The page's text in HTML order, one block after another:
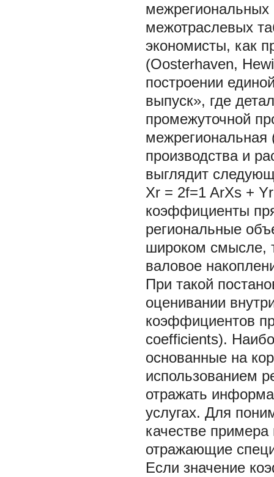
межрегиональных
межотраслевых
экономисты, как
(Oosterhaven,
построении
выпуск», где
промежуточной
межрегиональная
производства и
выглядит
Xr = 2f=1 ArXs +
коэффициенты
региональные
широком смысле,
валовое
При такой
оценивании
коэффициентов
coefficients).
основанные на
использованием
отражать
услугах. Для
качестве
отражающие
Если значение